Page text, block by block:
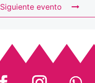
Siguiente evento